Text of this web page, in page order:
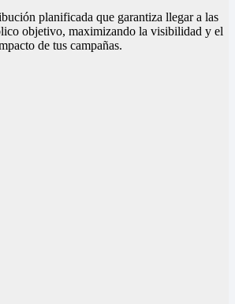
planificada que garantiza llegar a las
objetivo, maximizando la visibilidad y el
de tus campañas.